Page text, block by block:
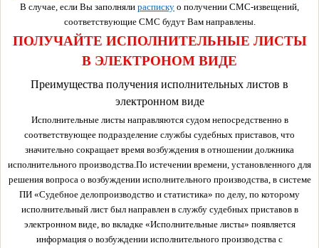
В случае, если Вы заполняли расписку о получении СМС-извещений,
соответствующие СМС будут Вам направлены.
ПОЛУЧАЙТЕ ИСПОЛНИТЕЛЬНЫЕ ЛИСТЫ
В ЭЛЕКТРОНОМ ВИДЕ
Преимущества получения исполнительных листов в
электронном виде
Исполнительные листы направляются судом непосредственно в
соответствующее подразделение службы судебных приставов, что
значительно сокращает время возбуждения в отношении должника
исполнительного производства.По истечении времени, установленного для
решения вопроса о возбуждении исполнительного производства, в системе
ПИ «Судебное делопроизводство и статистика» по делу, по которому
исполнительный лист был направлен в службу судебных приставов в
электронном виде, во вкладке «Исполнительные листы» появляется
информация о возбуждении исполнительного производства с